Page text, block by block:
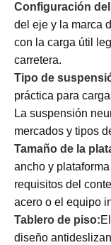
Configuración del
del eje y la marca
con la carga útil
carretera.
Tipo de
práctica para
La suspensión
mercados y tipos
Tamaño de la
ancho y
requisitos del
acero o el equipo
Tablero de piso:
diseño